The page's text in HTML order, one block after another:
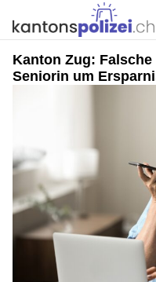
Kanton Zug:
Seniorin um